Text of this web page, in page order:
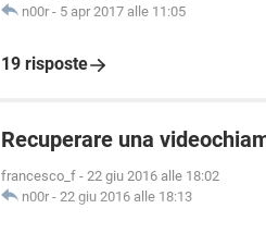
n00r - 5 apr 2017 alle 11:05
19 risposte
Recuperare una
francesco_f - 22 giu 2016 alle 18:02
n00r - 22 giu 2016 alle 18:13